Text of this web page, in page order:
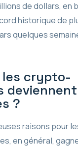
de dollars, en
historique de
quelques
les crypto-
?
raisons pour
en général,